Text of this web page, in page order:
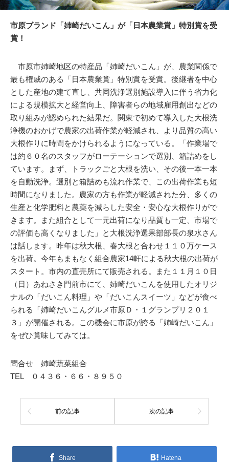
市原ブランド「姉崎だいこん」が「日本農業賞」特別賞を受
賞！
市原市姉崎地区の特産品「姉崎だいこん」が、農業関係で
最も権威のある「日本農業賞」特別賞を受賞。後継者を中心
とした産地の建て直し、共同洗浄選別施設導入に伴う省力化
による規模拡大と経営向上、障害者らの地域雇用創出などの
取り組みが認められた結果だ。関東で初めて導入した大根洗
浄機のおかげで農家の出荷作業が軽減され、より品質の高い
大根作りに時間をかけられるようになっている。「作業場で
は約６０名のスタッフがローテーションで選別、箱詰めをし
ています。まず、トラックごと大根を洗い、その後一本一本
を自動洗浄。選別と箱詰めも流れ作業で、この出荷作業も短
時間になりました。農家の方も作業が軽減された分、多くの
生産と化学肥料と農薬を減らした安全・安心な大根作りがで
きます。また組合として一元出荷になり品質も一定、市場で
の評価も高くなりました」と大根洗浄選果部部長の泉水さん
は話します。昨年は秋大根、春大根と合わせ１１０万ケース
を出荷。今年もまもなく組合農家14軒による秋大根の出荷が
スタート。市内の直売所にて販売される。また１１月１０日
（日）あねさき門前市にて、姉崎だいこんを使用したオリジ
ナルの「だいこん料理」や「だいこんスイーツ」などが食べ
られる「姉崎だいこんグルメ市原Ｄ・１グランプリ２０１
３」が開催される。この機会に市原が誇る「姉崎だいこん」
をぜひ賞味してみては。
問合せ 姉崎蔬菜組合
TEL ０４３６・６６・８９５０
前の記事 次の記事
Share Hatena